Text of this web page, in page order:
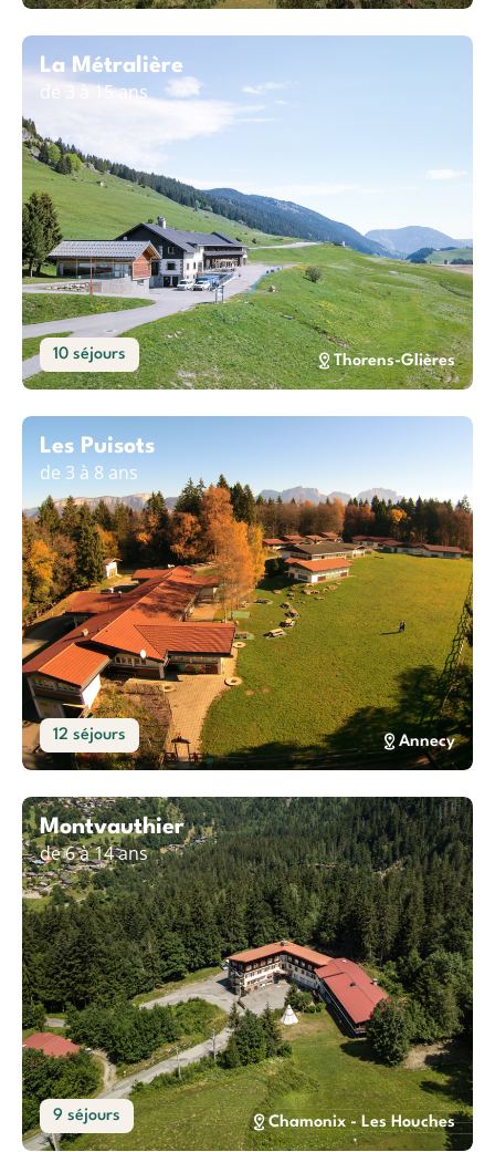
La Métralière
de 3 à 15 ans
10 séjours Thorens-Glières
Les Puisots
de 3 à 8 ans
12 séjours Annecy
Montvauthier
de 6 à 14 ans
9 séjours Chamonix - Les Houches